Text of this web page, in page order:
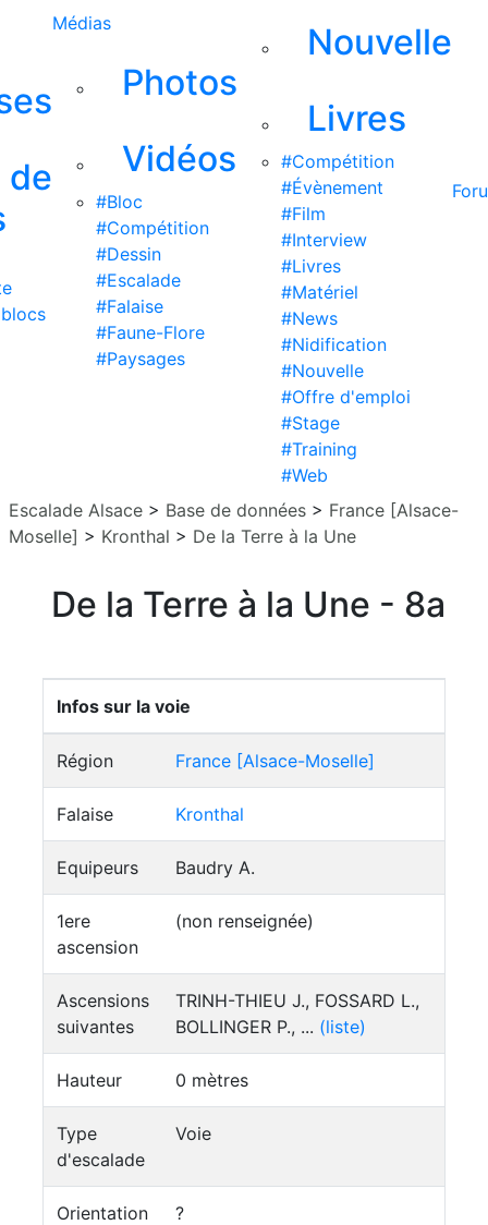
de
Médias
Photos
Vidéos
#Bloc
#Compétition
#Dessin
#Escalade
#Falaise
#Faune-Flore
#Paysages
Nouvelle
Livres
#Compétition
#Évènement
#Film
#Interview
#Livres
#Matériel
#News
#Nidification
#Nouvelle
#Offre d'emploi
#Stage
#Training
#Web
Escalade Alsace > Base de données > France [Alsace-
Moselle] > Kronthal > De la Terre à la Une
De la Terre à la Une - 8a
Infos sur la voie
Région France [Alsace-Moselle]
Falaise Kronthal
Equipeurs Baudry A.
1ere
ascension
(non renseignée)
Ascensions
suivantes
TRINH-THIEU J., FOSSARD L.,
BOLLINGER P., ... (liste)
Hauteur 0 mètres
Type
d'escalade
Voie
Orientation ?